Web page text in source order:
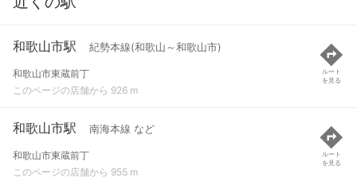
和歌山市駅 紀勢本線(和歌山～和歌山市)
和歌山市東蔵前丁
このページの店舗から 926 m
ルート
を見る
和歌山市駅 南海本線 など
和歌山市東蔵前丁
このページの店舗から 955 m
ルート
を見る